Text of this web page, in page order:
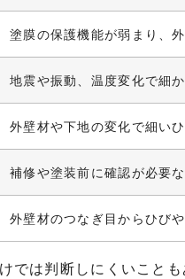
塗膜の保護機能が弱まり、
地震や振動、温度変化で細
外壁材や下地の変化で細い
補修や塗装前に確認が必要
外壁材のつなぎ目からひび
では判断しにくいことも